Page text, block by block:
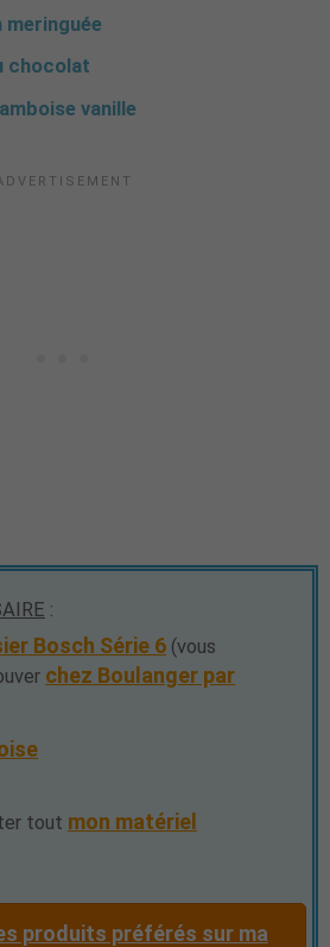
chocolat
vanille
:
Bosch Série 6 (vous
chez Boulanger par
tout mon matériel
produits préférés sur ma